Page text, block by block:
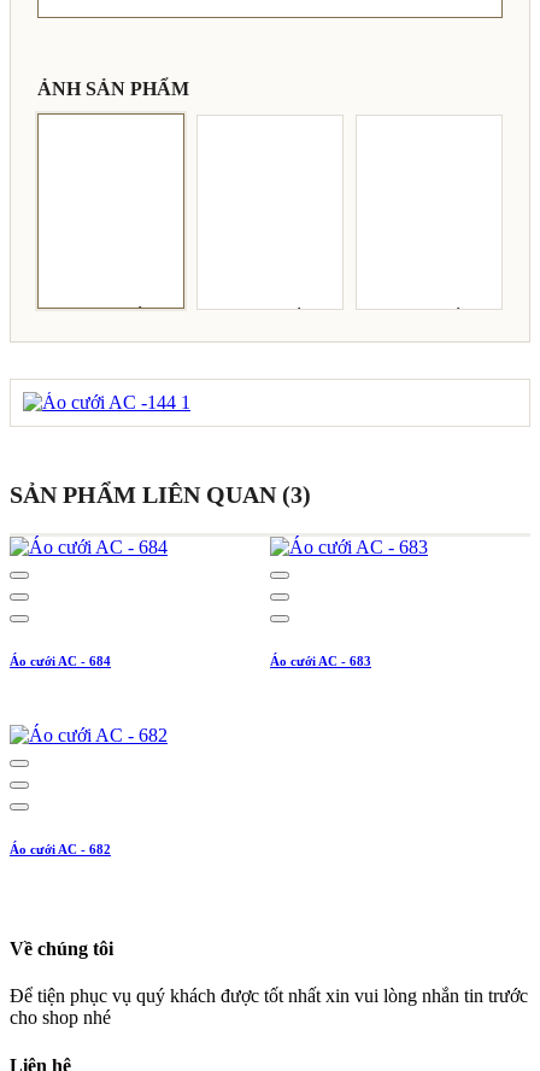
ẢNH SẢN PHẨM
SẢN PHẨM LIÊN QUAN (3)
Áo cưới AC - 684 Áo cưới AC - 683
Áo cưới AC - 682
Về chúng tôi
Để tiện phục vụ quý khách được tốt nhất xin vui lòng nhắn tin trước
cho shop nhé
Liên hệ